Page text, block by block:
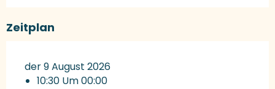
Zeitplan
der 9 August 2026
10:30 Um 00:00